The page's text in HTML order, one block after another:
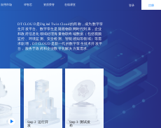
应用市场 华智芯 资质荣誉 在线课堂 登录 注册
DTCLOUD是Digital Twin Cloud的简称，成为数字孪
生开发平台。数字孪生是随着物联网时代到来，企业
和政府信息化领域处理海量物联终端数据（包括视频
监控、环境监测、安全检测、智能感知等领域）等需
求剧增，DTCLOUD是新一代的数字孪生技术开发平
台，服务于政府和企业数字化解决方案需求.
Step 2 运行开
发
Step 3 测试发
布